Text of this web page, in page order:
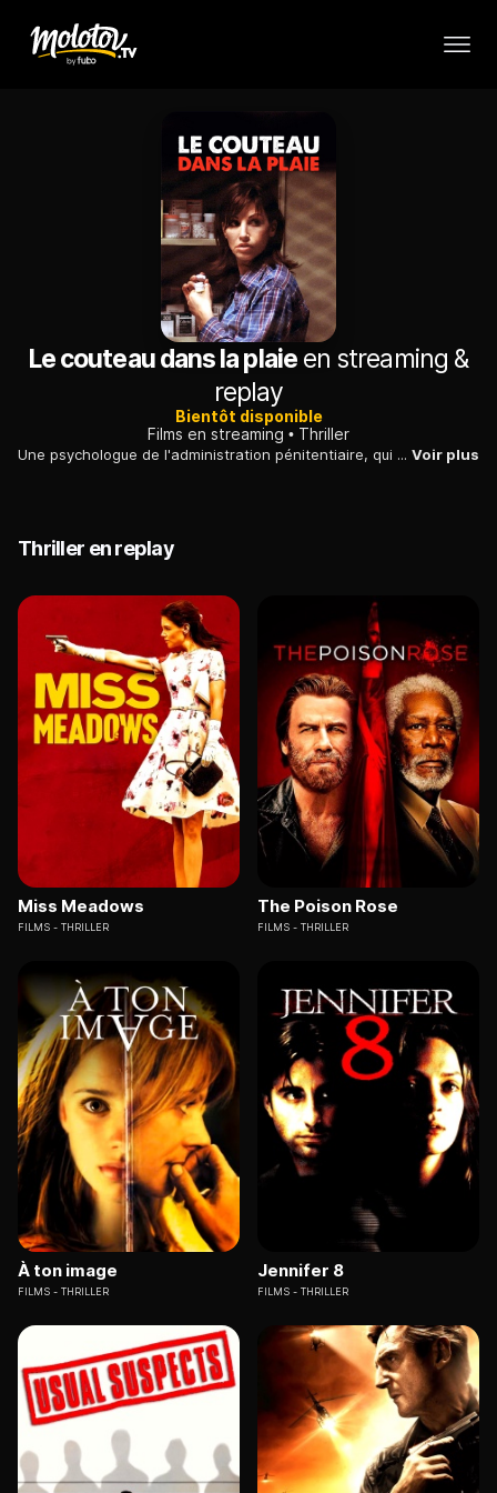
Le couteau dans la plaieen streaming &
replay
Bientôt disponible
Films en streaming
Thriller
Une psychologue de l'administration pénitentiaire, qui a noué une relation étroite avec un patient, se retrouve prisonnière du plan machiavélique qu'il a ourdi. Voir plus
Thriller en replay
Miss Meadows
FILMS THRILLER
The Poison Rose
FILMS THRILLER
À ton image
FILMS THRILLER
Jennifer 8
FILMS THRILLER